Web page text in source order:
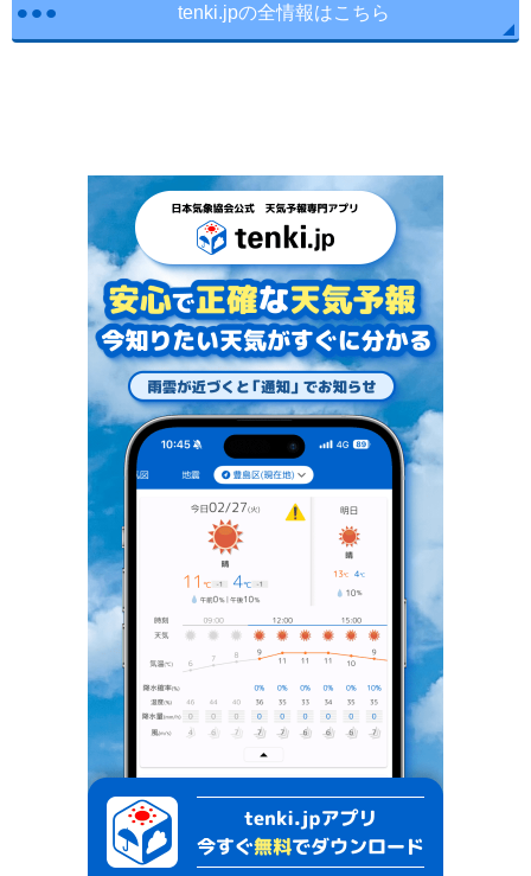
tenki.jpの全情報はこちら